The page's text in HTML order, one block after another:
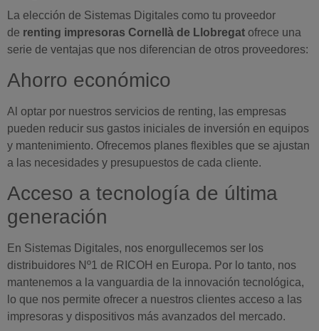
La elección de Sistemas Digitales como tu proveedor
de renting impresoras Cornellà de Llobregat ofrece una
serie de ventajas que nos diferencian de otros proveedores:
Ahorro económico
Al optar por nuestros servicios de renting, las empresas
pueden reducir sus gastos iniciales de inversión en equipos
y mantenimiento. Ofrecemos planes flexibles que se ajustan
a las necesidades y presupuestos de cada cliente.
Acceso a tecnología de última
generación
En Sistemas Digitales, nos enorgullecemos ser los
distribuidores Nº1 de RICOH en Europa. Por lo tanto, nos
mantenemos a la vanguardia de la innovación tecnológica,
lo que nos permite ofrecer a nuestros clientes acceso a las
impresoras y dispositivos más avanzados del mercado.